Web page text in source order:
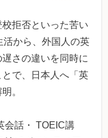
拒否といった苦い
から、外国人の英
さの違いを同時に
で、日本人へ「英
。
会話・ TOEIC講